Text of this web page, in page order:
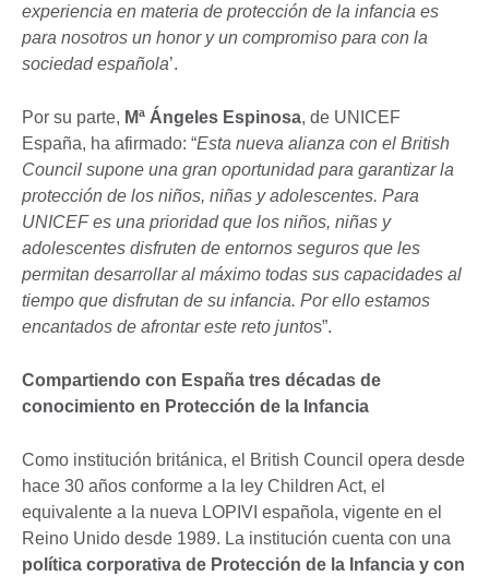
experiencia en materia de protección de la infancia es
para nosotros un honor y un compromiso para con la
sociedad española’.
Por su parte, Mª Ángeles Espinosa, de UNICEF
España, ha afirmado: “Esta nueva alianza con el British
Council supone una gran oportunidad para garantizar la
protección de los niños, niñas y adolescentes. Para
UNICEF es una prioridad que los niños, niñas y
adolescentes disfruten de entornos seguros que les
permitan desarrollar al máximo todas sus capacidades al
tiempo que disfrutan de su infancia. Por ello estamos
encantados de afrontar este reto juntos”.
Compartiendo con España tres décadas de
conocimiento en Protección de la Infancia
Como institución británica, el British Council opera desde
hace 30 años conforme a la ley Children Act, el
equivalente a la nueva LOPIVI española, vigente en el
Reino Unido desde 1989. La institución cuenta con una
política corporativa de Protección de la Infancia y con